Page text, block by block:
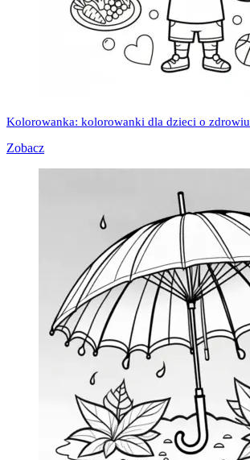
Kolorowanka: kolorowanki dla dzieci o zdrowiu
Zobacz